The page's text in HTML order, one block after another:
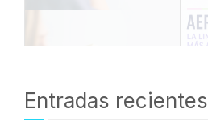
Entradas recientes